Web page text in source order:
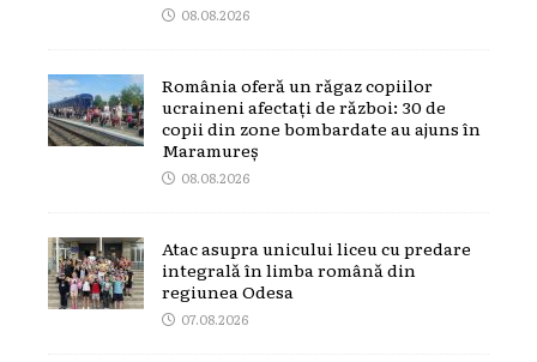
08.08.2026
România oferă un răgaz copiilor
ucraineni afectați de război: 30 de
copii din zone bombardate au ajuns în
Maramureș
08.08.2026
Atac asupra unicului liceu cu predare
integrală în limba română din
regiunea Odesa
07.08.2026